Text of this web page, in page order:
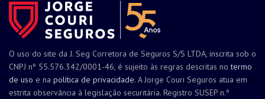
O uso do site da J. Seg Corretora de Seguros S/S LTDA, inscrita sob o
CNPJ nº 55.576.342/0001-46, é sujeito às regras descritas notermo
de uso e na política de privacidade. A Jorge Couri Seguros atua em
estrita observância à legislação securitária. Registro SUSEP n.º